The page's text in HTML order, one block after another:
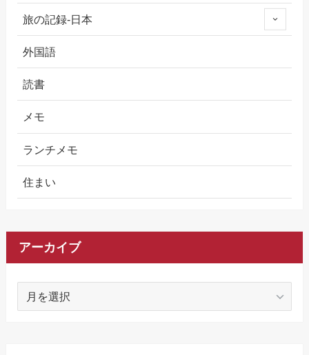
旅の記録-日本
外国語
読書
メモ
ランチメモ
住まい
アーカイブ